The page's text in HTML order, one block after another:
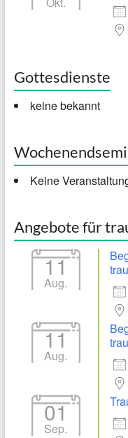
Gottesdienste
keine bekannt
Keine
Angebote für
11
Aug.
11
Aug.
01
Sep.